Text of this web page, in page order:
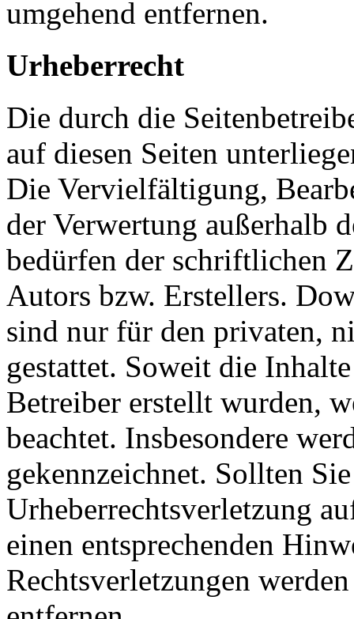
umgehend entfernen.
Urheberrecht
Die durch die
auf diesen Seiten
Die Vervielfältigung,
der Verwertung außerhalb
bedürfen der schriftlichen
Autors bzw. Erstellers.
sind nur für den privaten,
gestattet. Soweit die
Betreiber erstellt wurden,
beachtet. Insbesondere
gekennzeichnet. Sollten
Urheberrechtsverletzung
einen entsprechenden
Rechtsverletzungen